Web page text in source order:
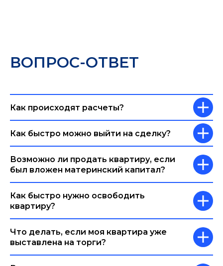
ВОПРОС-ОТВЕТ
Как происходят расчеты?
Как быстро можно выйти на сделку?
Возможно ли продать квартиру, если
был вложен материнский капитал?
Как быстро нужно освободить
квартиру?
Что делать, если моя квартира уже
выставлена на торги?